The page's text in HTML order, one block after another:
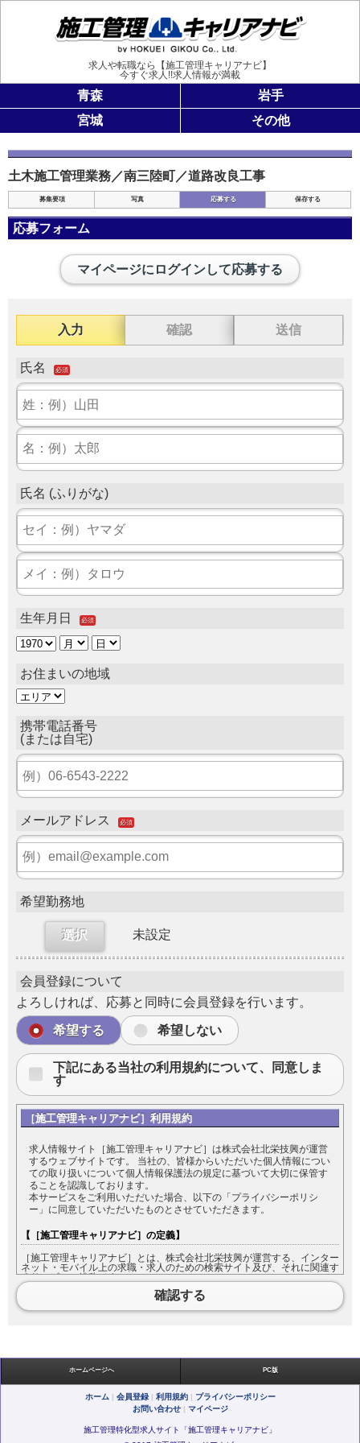
求人や転職なら【施工管理キャリアナビ】
今すぐ求人!!求人情報が満載
青森
岩手
宮城
その他
土木施工管理業務／南三陸町／道路改良工事
募集要項 写真 応募する 保存する
応募フォーム
マイページにログインして応募する
入力 確認 送信
氏名 必須
氏名 (ふりがな)
生年月日 必須
お住まいの地域
携帯電話番号
(または自宅)
メールアドレス 必須
希望勤務地
選択 未設定
会員登録について
よろしければ、応募と同時に会員登録を行います。
希望する 希望しない
下記にある当社の利用規約について、同意しま
す
［施工管理キャリアナビ］利用規約
求人情報サイト［施工管理キャリアナビ］は株式会社北栄技興が運営
するウェブサイトです。 当社の、皆様からいただいた個人情報につい
ての取り扱いについて個人情報保護法の規定に基づいて大切に保管す
ることを認識しております。
本サービスをご利用いただいた場合、以下の「プライバシーポリシ
ー」に同意していただいたものとさせていただきます。
【［施工管理キャリアナビ］の定義】
［施工管理キャリアナビ］とは、株式会社北栄技興が運営する、インター
ネット・モバイル上の求職・求人のための検索サイト及び、それに関連す
るサービスの総称です。
［施工管理キャリアナビ］をご利用になる方は［施工管理キャリアナビ］
において入力した情報の内容について責任を負うものとします。
【利用規約の変更】
確認する
ホームページへ PC版
ホーム | 会員登録| 利用規約| プライバシーポリシー
お問い合わせ| マイページ
施工管理特化型求人サイト「施工管理キャリアナビ」